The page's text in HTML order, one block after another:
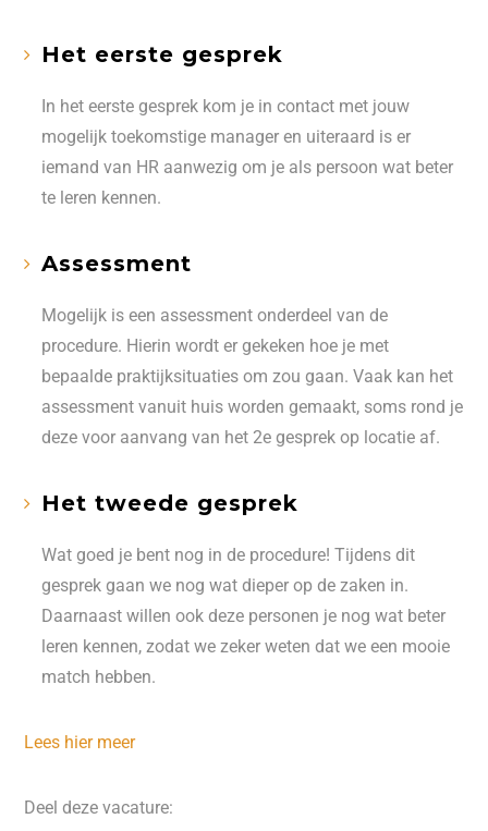
Het eerste gesprek
In het eerste gesprek kom je in contact met jouw
mogelijk toekomstige manager en uiteraard is er
iemand van HR aanwezig om je als persoon wat beter
te leren kennen.
Assessment
Mogelijk is een assessment onderdeel van de
procedure. Hierin wordt er gekeken hoe je met
bepaalde praktijksituaties om zou gaan. Vaak kan het
assessment vanuit huis worden gemaakt, soms rond je
deze voor aanvang van het 2e gesprek op locatie af.
Het tweede gesprek
Wat goed je bent nog in de procedure! Tijdens dit
gesprek gaan we nog wat dieper op de zaken in.
Daarnaast willen ook deze personen je nog wat beter
leren kennen, zodat we zeker weten dat we een mooie
match hebben.
Lees hier meer
Deel deze vacature: